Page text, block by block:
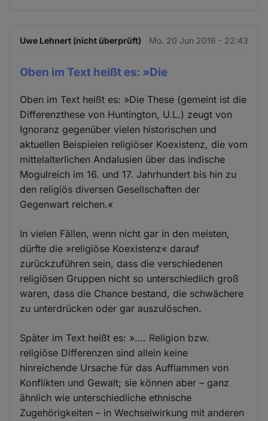
Uwe Lehnert (nicht überprüft) Mo. 20 Jun 2016 - 22:43
Oben im Text heißt es: »Die
Oben im Text heißt es: »Die These (gemeint ist die
Differenzthese von Huntington, U.L.) zeugt von
Ignoranz gegenüber vielen historischen und
aktuellen Beispielen religiöser Koexistenz, die vom
mittelalterlichen Andalusien über das indische
Mogulreich im 16. und 17. Jahrhundert bis hin zu
den religiös diversen Gesellschaften der
Gegenwart reichen.«
In vielen Fällen, wenn nicht gar in den meisten,
dürfte die »religiöse Koexistenz« darauf
zurückzuführen sein, dass die verschiedenen
religiösen Gruppen nicht so unterschiedlich groß
waren, dass die Chance bestand, die schwächere
zu unterdrücken oder gar auszulöschen.
Später im Text heißt es: »…. Religion bzw.
religiöse Differenzen sind allein keine
hinreichende Ursache für das Aufflammen von
Konflikten und Gewalt; sie können aber – ganz
ähnlich wie unterschiedliche ethnische
Zugehörigkeiten – in Wechselwirkung mit anderen